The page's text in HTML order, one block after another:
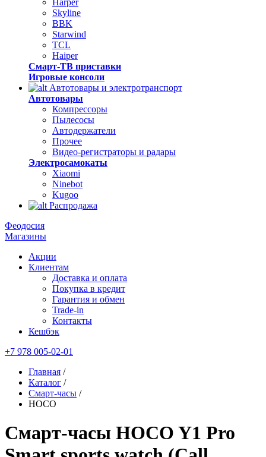
Harper
Skyline
BBK
Starwind
TCL
Haiper
Смарт-ТВ приставки
Игровые консоли
Автотовары и электротранспорт
Автотовары
Компрессоры
Пылесосы
Автодержатели
Прочее
Видео-регистраторы и радары
Электросамокаты
Xiaomi
Ninebot
Kugoo
Распродажа
Феодосия
Магазины
Акции
Клиентам
Доставка и оплата
Покупка в кредит
Гарантия и обмен
Trade-in
Контакты
Кешбэк
+7 978 005-02-01
Главная /
Каталог /
Смарт-часы /
HOCO
Смарт-часы HOCO Y1 Pro